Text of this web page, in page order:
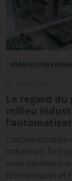
PERSPECTIVES
Le regard du
milieu
industriels font
nous déclinons
Économiques et